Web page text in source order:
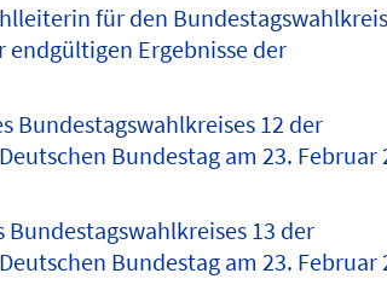
für den
endgültigen Ergebnisse der
Bundestagswahlkreises 12 der
Bundestag am 23. Februar
13 der
Bundestag am 23. Februar